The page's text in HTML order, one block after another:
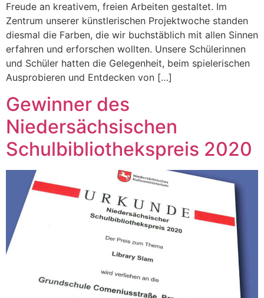
Freude an kreativem, freien Arbeiten gestaltet. Im
Zentrum unserer künstlerischen Projektwoche standen
diesmal die Farben, die wir buchstäblich mit allen Sinnen
erfahren und erforschen wollten. Unsere Schülerinnen
und Schüler hatten die Gelegenheit, beim spielerischen
Ausprobieren und Entdecken von […]
Gewinner des
Niedersächsischen
Schulbibliothekspreis 2020